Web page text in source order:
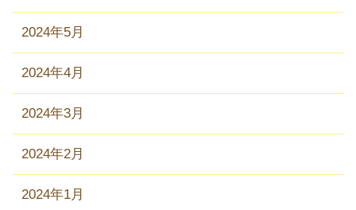
2024年5月
2024年4月
2024年3月
2024年2月
2024年1月